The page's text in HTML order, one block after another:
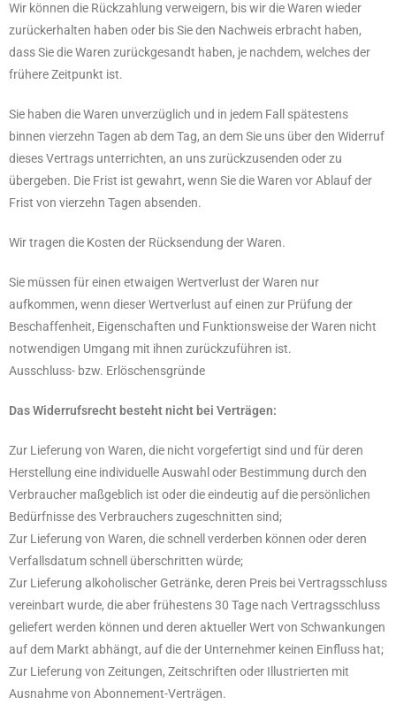
Wir können die Rückzahlung verweigern, bis wir die Waren wieder
zurückerhalten haben oder bis Sie den Nachweis erbracht haben,
dass Sie die Waren zurückgesandt haben, je nachdem, welches der
frühere Zeitpunkt ist.
Sie haben die Waren unverzüglich und in jedem Fall spätestens
binnen vierzehn Tagen ab dem Tag, an dem Sie uns über den Widerruf
dieses Vertrags unterrichten, an uns zurückzusenden oder zu
übergeben. Die Frist ist gewahrt, wenn Sie die Waren vor Ablauf der
Frist von vierzehn Tagen absenden.
Wir tragen die Kosten der Rücksendung der Waren.
Sie müssen für einen etwaigen Wertverlust der Waren nur
aufkommen, wenn dieser Wertverlust auf einen zur Prüfung der
Beschaffenheit, Eigenschaften und Funktionsweise der Waren nicht
notwendigen Umgang mit ihnen zurückzuführen ist.
Ausschluss- bzw. Erlöschensgründe
Das Widerrufsrecht besteht nicht bei Verträgen:
Zur Lieferung von Waren, die nicht vorgefertigt sind und für deren
Herstellung eine individuelle Auswahl oder Bestimmung durch den
Verbraucher maßgeblich ist oder die eindeutig auf die persönlichen
Bedürfnisse des Verbrauchers zugeschnitten sind;
Zur Lieferung von Waren, die schnell verderben können oder deren
Verfallsdatum schnell überschritten würde;
Zur Lieferung alkoholischer Getränke, deren Preis bei Vertragsschluss
vereinbart wurde, die aber frühestens 30 Tage nach Vertragsschluss
geliefert werden können und deren aktueller Wert von Schwankungen
auf dem Markt abhängt, auf die der Unternehmer keinen Einfluss hat;
Zur Lieferung von Zeitungen, Zeitschriften oder Illustrierten mit
Ausnahme von Abonnement-Verträgen.